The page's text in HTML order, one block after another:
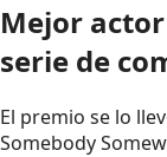
Mejor
serie de
El premio se lo
Somebody